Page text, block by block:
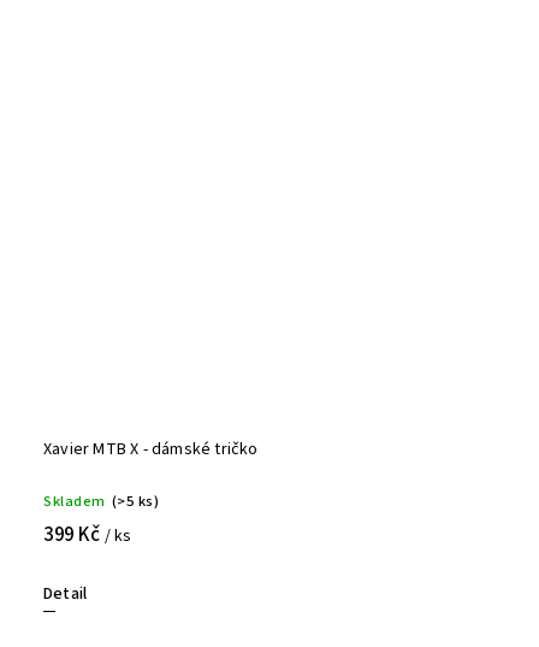
Xavier MTB X - dámské tričko
Skladem (>5 ks)
399 Kč / ks
Detail